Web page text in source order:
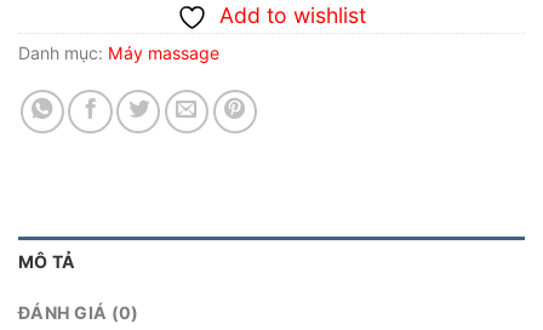
Add to wishlist
Danh mục: Máy massage
MÔ TẢ
ĐÁNH GIÁ (0)